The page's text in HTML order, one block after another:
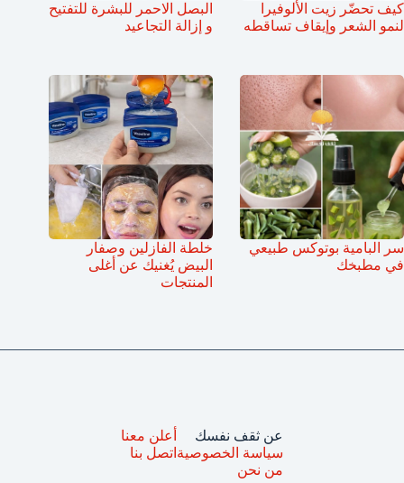
كيف تحضّر زيت الألوفيرا
لنمو الشعر وإيقاف تساقطه
البصل الاحمر للبشرة للتفتيح
و إزالة التجاعيد
سر البامية بوتوكس طبيعي
في مطبخك
خلطة الفازلين وصفار
البيض يُغنيك عن أغلى
المنتجات
عن ثقف نفسك
سياسة الخصوصية
من نحن
أعلن معنا
اتصل بنا